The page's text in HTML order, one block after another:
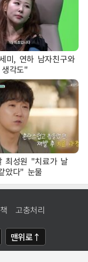
미, 연하 남자친구와
각도"
최성원 "치료가 날
았다" 눈물
고충처리
맨위로↑